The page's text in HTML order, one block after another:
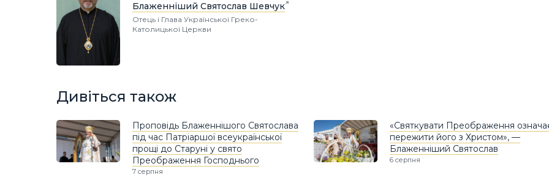
Блаженніший Святослав Шевчук
Отець і Глава Української Греко-
Католицької Церкви
Дивіться також
Проповідь Блаженнішого Святослава
під час Патріаршої всеукраїнської
прощі до Старуні у свято
Преображення Господнього
7 серпня
«Святкувати Преображення
пережити його з Христом», —
Блаженніший Святослав
6 серпня